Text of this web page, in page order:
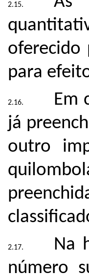
oferecido
para
Em
já
outro
Na
número